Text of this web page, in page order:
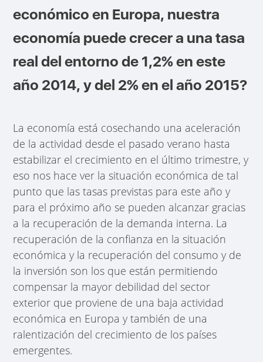
económico en Europa, nuestra
economía puede crecer a una tasa
real del entorno de 1,2% en este
año 2014, y del 2% en el año 2015?
La economía está cosechando una aceleración
de la actividad desde el pasado verano hasta
estabilizar el crecimiento en el último trimestre, y
eso nos hace ver la situación económica de tal
punto que las tasas previstas para este año y
para el próximo año se pueden alcanzar gracias
a la recuperación de la demanda interna. La
recuperación de la confianza en la situación
económica y la recuperación del consumo y de
la inversión son los que están permitiendo
compensar la mayor debilidad del sector
exterior que proviene de una baja actividad
económica en Europa y también de una
ralentización del crecimiento de los países
emergentes.